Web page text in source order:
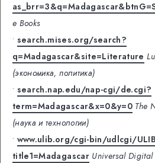
e Books
• search.mises.org/search?
q=Madagascar&site=Literature
(экономика, политика)
• search.nap.edu/nap-cgi/de.cgi?
term=Madagascar&x=0&y=0 The
(наука и технологии)
• www.ulib.org/cgi-bin/udlcgi/
title1=Madagascar Universal